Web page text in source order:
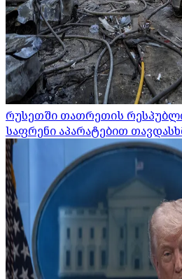
რუსეთში თათრეთის
საფრენი აპარატებით